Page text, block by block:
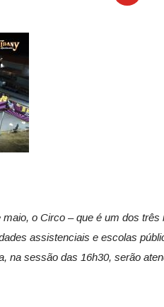
o Circo – que é um dos três
assistenciais e escolas
na sessão das 16h30, serão